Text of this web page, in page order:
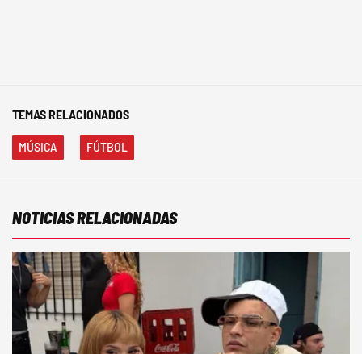
TEMAS RELACIONADOS
MÚSICA FÚTBOL
NOTICIAS RELACIONADAS